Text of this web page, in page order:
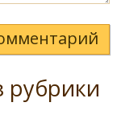
рубрики